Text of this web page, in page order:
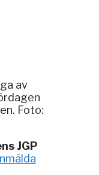
av
Foto:
JGP